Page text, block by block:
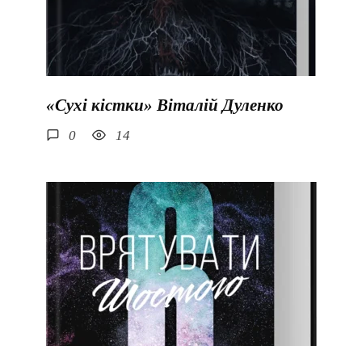
«Сухі кістки» Віталій Дуленко
0 14